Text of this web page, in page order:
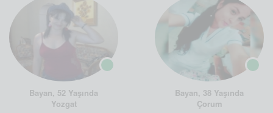
Bayan, 52 Yaşında
Yozgat
Bayan, 38 Yaşında
Çorum